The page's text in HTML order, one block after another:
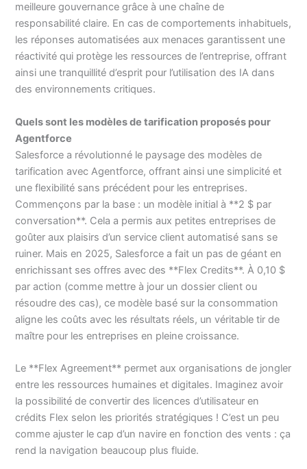
meilleure gouvernance grâce à une chaîne de
responsabilité claire. En cas de comportements inhabituels,
les réponses automatisées aux menaces garantissent une
réactivité qui protège les ressources de l’entreprise, offrant
ainsi une tranquillité d’esprit pour l’utilisation des IA dans
des environnements critiques.
Quels sont les modèles de tarification proposés pour
Agentforce
Salesforce a révolutionné le paysage des modèles de
tarification avec Agentforce, offrant ainsi une simplicité et
une flexibilité sans précédent pour les entreprises.
Commençons par la base : un modèle initial à **2 $ par
conversation**. Cela a permis aux petites entreprises de
goûter aux plaisirs d’un service client automatisé sans se
ruiner. Mais en 2025, Salesforce a fait un pas de géant en
enrichissant ses offres avec des **Flex Credits**. À 0,10 $
par action (comme mettre à jour un dossier client ou
résoudre des cas), ce modèle basé sur la consommation
aligne les coûts avec les résultats réels, un véritable tir de
maître pour les entreprises en pleine croissance.
Le **Flex Agreement** permet aux organisations de jongler
entre les ressources humaines et digitales. Imaginez avoir
la possibilité de convertir des licences d’utilisateur en
crédits Flex selon les priorités stratégiques ! C’est un peu
comme ajuster le cap d’un navire en fonction des vents : ça
rend la navigation beaucoup plus fluide.